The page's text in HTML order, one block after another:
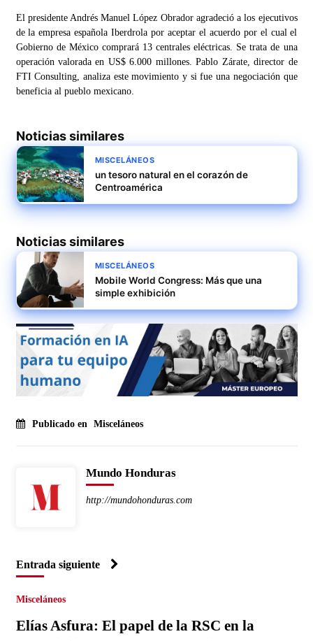
El presidente Andrés Manuel López Obrador agradeció a los ejecutivos
de la empresa española Iberdrola por aceptar el acuerdo por el cual el
Gobierno de México comprará 13 centrales eléctricas. Se trata de una
operación valorada en US$ 6.000 millones. Pablo Zárate, director de
FTI Consulting, analiza este movimiento y si fue una negociación que
beneficia al pueblo mexicano.
Noticias similares
MISCELÁNEOS
un tesoro natural en el corazón de
Centroamérica
Noticias similares
MISCELÁNEOS
Mobile World Congress: Más que una
simple exhibición
Publicado en Misceláneos
Mundo Honduras
http://mundohonduras.com
Entrada siguiente
Misceláneos
Elías Asfura: El papel de la RSC en la